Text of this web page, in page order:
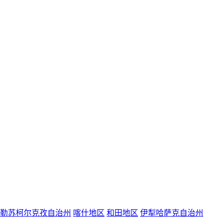
苏柯尔克孜自治州 喀什地区 和田地区 伊犁哈萨克自治州